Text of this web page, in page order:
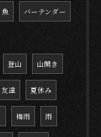
魚 バーテンダー
登山 山開き
友達 夏休み
梅雨 雨